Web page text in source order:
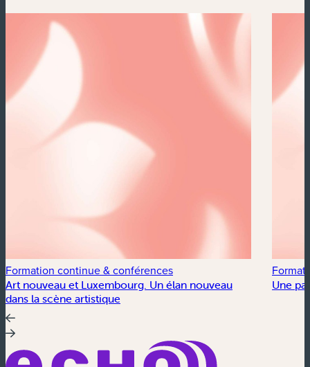
Formation continue & conférences
Art nouveau et Luxembourg. Un élan nouveau
dans la scène artistique
Une